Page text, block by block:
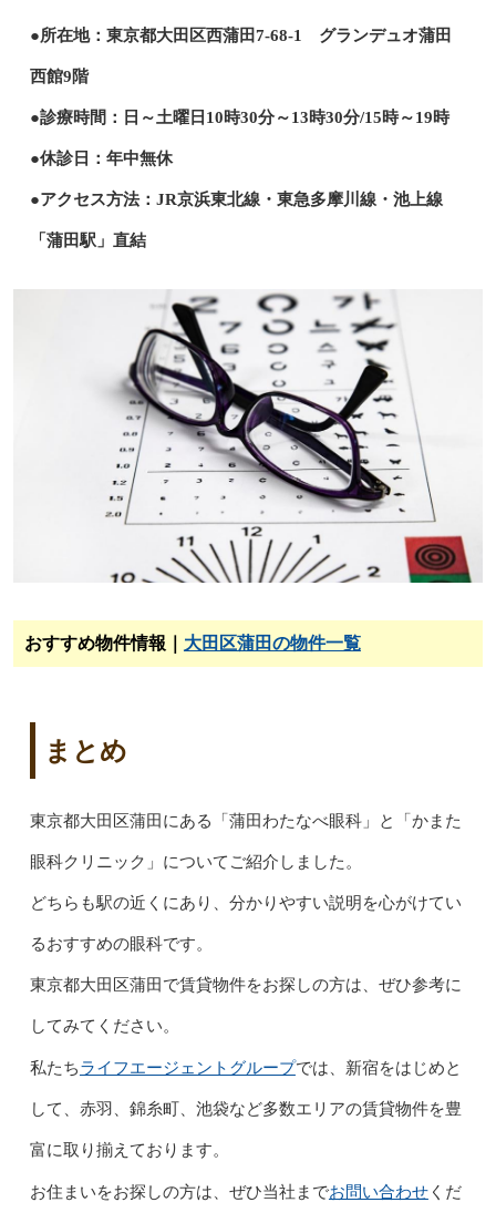
●所在地：東京都大田区西蒲田7-68-1 グランデュオ蒲田
西館9階
●診療時間：日～土曜日10時30分～13時30分/15時～19時
●休診日：年中無休
●アクセス方法：JR京浜東北線・東急多摩川線・池上線
「蒲田駅」直結
おすすめ物件情報｜ 大田区蒲田の物件一覧
まとめ
東京都大田区蒲田にある「蒲田わたなべ眼科」と「かまた
眼科クリニック」についてご紹介しました。
どちらも駅の近くにあり、分かりやすい説明を心がけてい
るおすすめの眼科です。
東京都大田区蒲田で賃貸物件をお探しの方は、ぜひ参考に
してみてください。
私たちライフエージェントグループでは、新宿をはじめと
して、赤羽、錦糸町、池袋など多数エリアの賃貸物件を豊
富に取り揃えております。
お住まいをお探しの方は、ぜひ当社までお問い合わせくだ